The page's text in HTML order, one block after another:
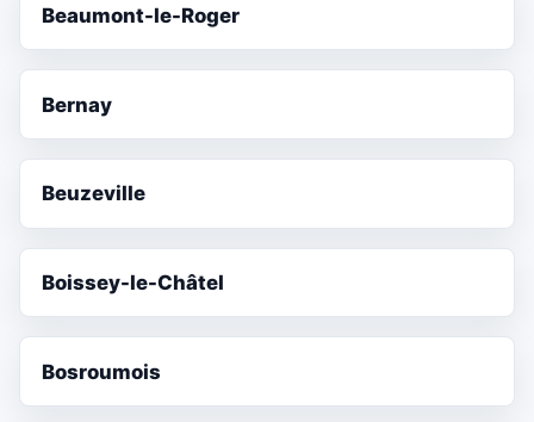
Beaumont-le-Roger
Bernay
Beuzeville
Boissey-le-Châtel
Bosroumois